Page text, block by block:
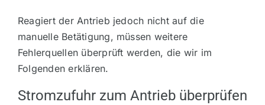
Reagiert der Antrieb jedoch nicht auf die
manuelle Betätigung, müssen weitere
Fehlerquellen überprüft werden, die wir im
Folgenden erklären.
Stromzufuhr zum Antrieb überprüfen